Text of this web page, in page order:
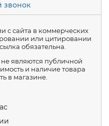
звонок
с сайта в коммерческих
или цитировании
обязательна.
являются публичной
и наличие товара
в магазине.